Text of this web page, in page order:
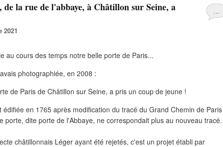
…
la rue de l'abbaye, à Châtillon sur Seine, a
2021
au cours des temps notre belle porte de Paris...
photographiée, en 2008 :
édifiée en 1765 après modification du tracé du Grand Chemin de Paris
porte, dite porte de l'Abbaye, ne correspondait plus au nouveau tracé.
châtillonnais Léger ayant été rejetés, c'est un projet établi par